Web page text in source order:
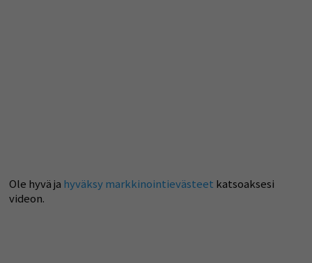
Ole hyvä ja hyväksy markkinointievästeet katsoaksesi
videon.